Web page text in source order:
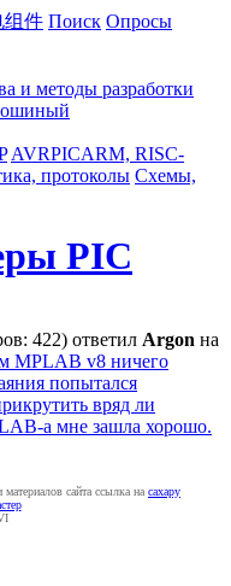
组件 Поиск Опросы
и методы разработки
AVRPICARM, RISC-
протоколы Схемы,
PIC
422) ответил Argon на
MPLAB v8 ничего
попытался
вряд ли
а мне зашла хорошо.
сайта ссылка на caxapу